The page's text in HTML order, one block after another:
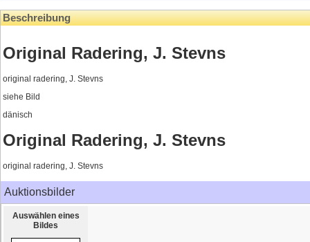
Beschreibung
Original Radering, J. Stevns
original radering, J. Stevns
siehe Bild
dänisch
Original Radering, J. Stevns
original radering, J. Stevns
Auktionsbilder
Auswählen eines
Bildes